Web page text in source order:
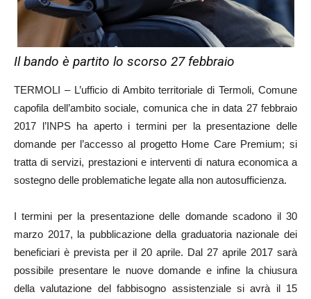
Il bando è partito lo scorso 27 febbraio
TERMOLI – L’ufficio di Ambito territoriale di Termoli, Comune
capofila dell’ambito sociale, comunica che in data 27 febbraio
2017 l’INPS ha aperto i termini per la presentazione delle
domande per l’accesso al progetto Home Care Premium; si
tratta di servizi, prestazioni e interventi di natura economica a
sostegno delle problematiche legate alla non autosufficienza.
I termini per la presentazione delle domande scadono il 30
marzo 2017, la pubblicazione della graduatoria nazionale dei
beneficiari è prevista per il 20 aprile. Dal 27 aprile 2017 sarà
possibile presentare le nuove domande e infine la chiusura
della valutazione del fabbisogno assistenziale si avrà il 15